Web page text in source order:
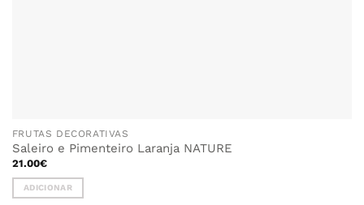
FRUTAS DECORATIVAS
Saleiro e Pimenteiro Laranja NATURE
21.00€
ADICIONAR